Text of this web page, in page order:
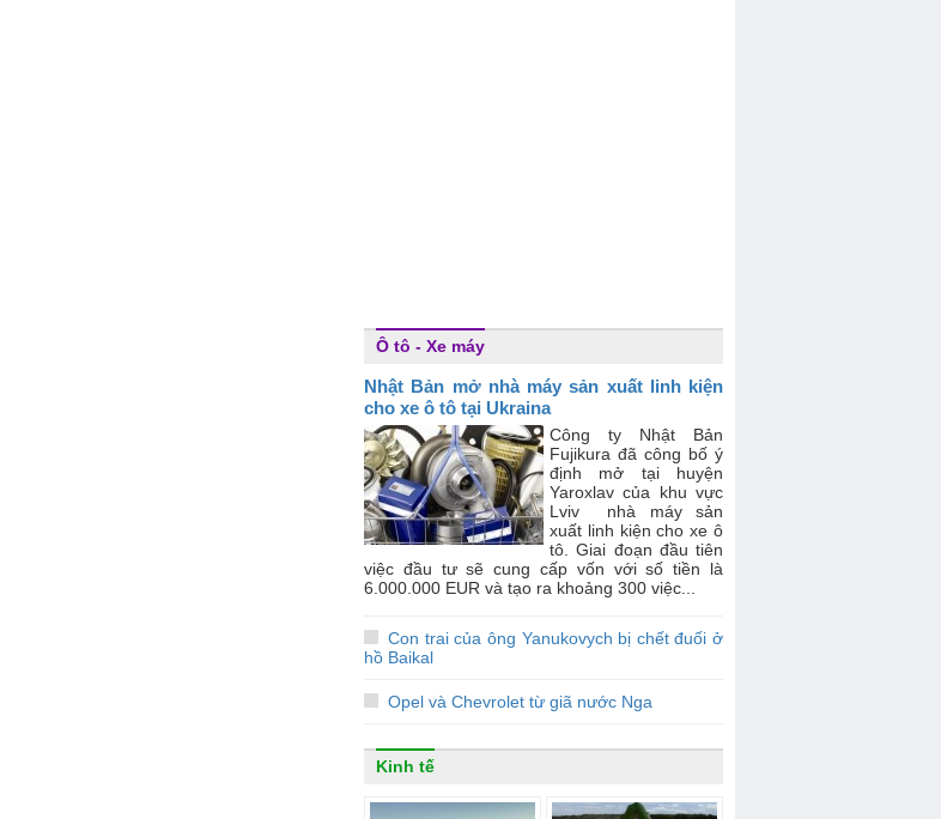
Ô tô - Xe máy
Nhật Bản mở nhà máy sản xuất linh kiện
cho xe ô tô tại Ukraina
Công ty Nhật Bản
Fujikura đã công bố ý
định mở tại huyện
Yaroxlav của khu vực
Lviv nhà máy sản
xuất linh kiện cho xe ô
tô. Giai đoạn đầu tiên
việc đầu tư sẽ cung cấp vốn với số tiền là
6.000.000 EUR và tạo ra khoảng 300 việc...
Con trai của ông Yanukovych bị chết đuối ở
hồ Baikal
Opel và Chevrolet từ giã nước Nga
Kinh tế